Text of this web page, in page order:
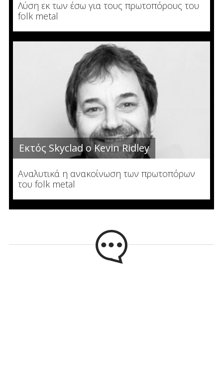
Λύση εκ των έσω για τους πρωτοπόρους του
folk metal
Εκτός Skyclad ο Kevin Ridley
Αναλυτικά η ανακοίνωση των πρωτοπόρων
του folk metal